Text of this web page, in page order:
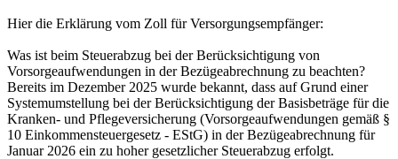
Hier die Erklärung vom Zoll für Versorgungsempfänger:
Was ist beim Steuerabzug bei der Berücksichtigung von
Vorsorgeaufwendungen in der Bezügeabrechnung zu beachten?
Bereits im Dezember 2025 wurde bekannt, dass auf Grund einer
Systemumstellung bei der Berücksichtigung der Basisbeträge für die
Kranken- und Pflegeversicherung (Vorsorgeaufwendungen gemäß §
10 Einkommensteuergesetz - EStG) in der Bezügeabrechnung für
Januar 2026 ein zu hoher gesetzlicher Steuerabzug erfolgt.